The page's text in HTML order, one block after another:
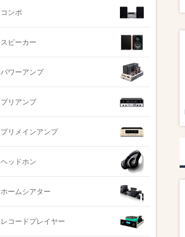
コンポ
スピーカー
パワーアンプ
プリアンプ
プリメインアンプ
ヘッドホン
ホームシアター
レコードプレイヤー